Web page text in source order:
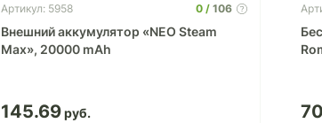
Артикул: 5958 0 106
Внешний аккумулятор «NEO Steam
Max», 20000 mAh
145.69